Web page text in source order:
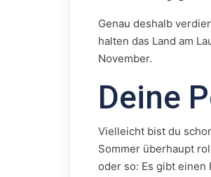
Genau deshalb
halten das Land am
November.
Deine
Vielleicht bist du
Sommer überhaupt
oder so: Es gibt einen